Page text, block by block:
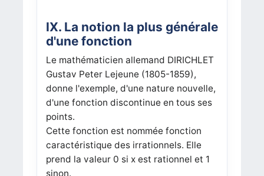
IX. La notion la plus générale
d'une fonction
Le mathématicien allemand DIRICHLET
Gustav Peter Lejeune (1805-1859),
donne l'exemple, d'une nature nouvelle,
d'une fonction discontinue en tous ses
points.
Cette fonction est nommée fonction
caractéristique des irrationnels. Elle
prend la valeur 0 si x est rationnel et 1
sinon.